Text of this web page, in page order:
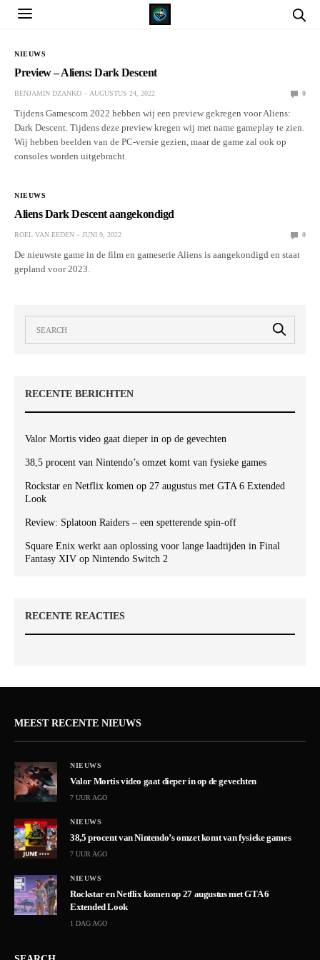
NIEUWS
Preview – Aliens: Dark Descent
BENJAMIN DZANKO AUGUSTUS 24, 2022 0
Tijdens Gamescom 2022 hebben wij een preview gekregen voor Aliens:
Dark Descent. Tijdens deze preview kregen wij met name gameplay te zien.
Wij hebben beelden van de PC-versie gezien, maar de game zal ook op
consoles worden uitgebracht.
NIEUWS
Aliens Dark Descent aangekondigd
ROEL VAN EEDEN JUNI 9, 2022 0
De nieuwste game in de film en gameserie Aliens is aangekondigd en staat
gepland voor 2023.
RECENTE BERICHTEN
Valor Mortis video gaat dieper in op de gevechten
38,5 procent van Nintendo’s omzet komt van fysieke games
Rockstar en Netflix komen op 27 augustus met GTA 6 Extended
Look
Review: Splatoon Raiders – een spetterende spin-off
Square Enix werkt aan oplossing voor lange laadtijden in Final
Fantasy XIV op Nintendo Switch 2
RECENTE REACTIES
MEEST RECENTE NIEUWS
NIEUWS
Valor Mortis video gaat dieper in op de gevechten
7 UUR AGO
NIEUWS
38,5 procent van Nintendo’s omzet komt van fysieke games
7 UUR AGO
NIEUWS
Rockstar en Netflix komen op 27 augustus met GTA 6
Extended Look
1 DAG AGO